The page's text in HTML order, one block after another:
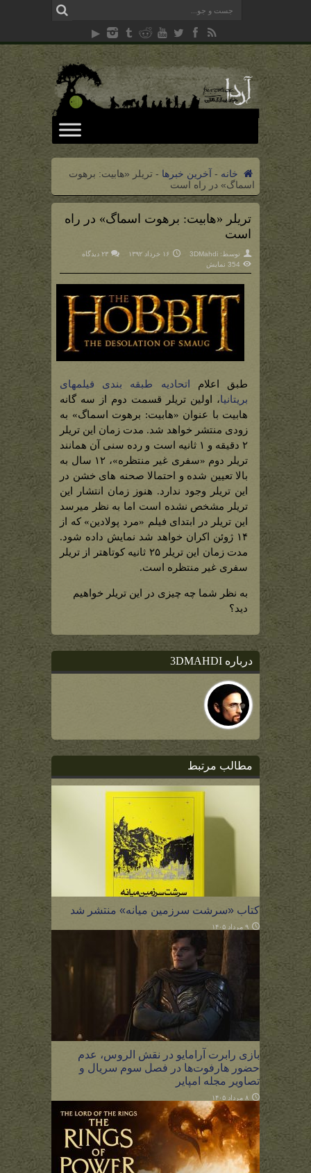
خانه - آخرین خبرها - تریلر «هابیت: برهوت
اسماگ» در راه است
تریلر «هابیت: برهوت اسماگ» در راه
است
توسط: 3DMahdi ۱۶ خرداد ۱۳۹۲
۲۳ دیدگاه
354 نمایش
طبق اعلام
اتحادیه طبقه بندی فیلمهای
بریتانیا، اولین تریلر قسمت دوم از سه گانه
هابیت با عنوان «هابیت: برهوت اسماگ» به
زودی منتشر خواهد شد. مدت زمان این تریلر
۲ دقیقه و ۱ ثانیه است و رده سنی آن همانند
تریلر دوم «سفری غیر منتظره»، ۱۲ سال به
بالا تعیین شده و احتمالا صحنه های خشن در
این تریلر وجود ندارد. هنوز زمان انتشار این
تریلر مشخص نشده است اما به نظر میرسد
این تریلر در ابتدای فیلم «مرد پولادین» که از
۱۴ ژوئن اکران خواهد شد نمایش داده شود.
مدت زمان این تریلر ۲۵ ثانیه کوتاهتر از تریلر
سفری غیر منتظره است.
به نظر شما چه چیزی در این تریلر خواهیم
دید؟
درباره 3DMAHDI
مطالب مرتبط
کتاب «سرشت سرزمین میانه» منتشر شد
۹ مرداد ۱۴۰۵
بازی رابرت آرامایو در نقش الروس، عدم
حضور هارفوت‌ها در فصل سوم سریال و
تصاویر مجله امپایر
۸ مرداد ۱۴۰۵